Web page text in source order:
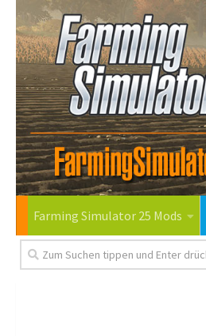
Farming Simulator 25 Mods